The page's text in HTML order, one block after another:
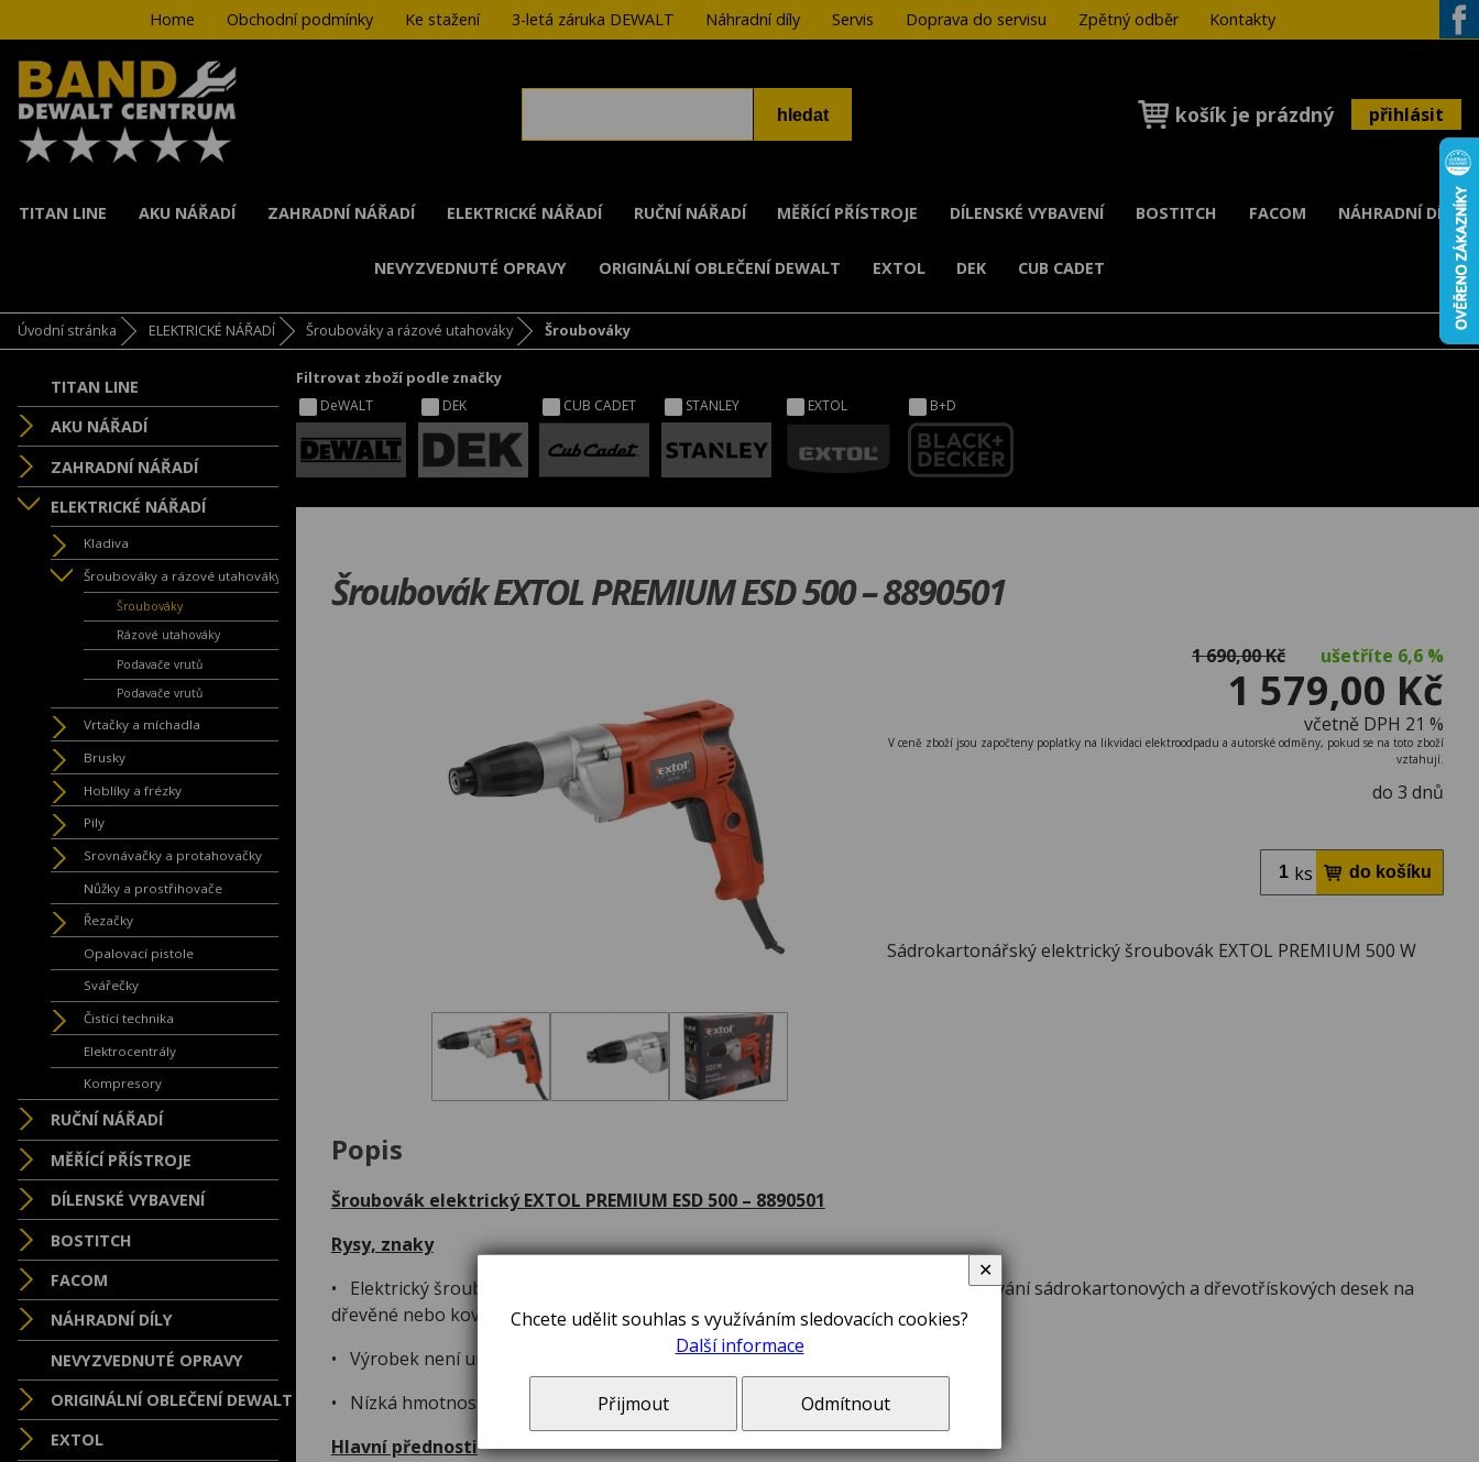
Home Obchodní podmínky Ke stažení 3-letá záruka DEWALT Náhradní díly Servis Doprava do servisu Zpětný odběr
Kontakty
košík je prázdný přihlásit
TITAN LINE AKU NÁŘADÍ ZAHRADNÍ NÁŘADÍ ELEKTRICKÉ NÁŘADÍ RUČNÍ NÁŘADÍ MĚŘÍCÍ PŘÍSTROJE DÍLENSKÉ VYBAVENÍ BOSTITCH FACOM NÁHRADNÍ DÍLY
NEVYZVEDNUTÉ OPRAVY ORIGINÁLNÍ OBLEČENÍ DEWALT EXTOL DEK CUB CADET
Úvodní stránka ELEKTRICKÉ NÁŘADÍ Šroubováky a rázové utahováky Šroubováky
TITAN LINE
AKU NÁŘADÍ
ZAHRADNÍ NÁŘADÍ
ELEKTRICKÉ NÁŘADÍ
Kladiva
Šroubováky a rázové utahováky
Šroubováky
Rázové utahováky
Podavače vrutů
Podavače vrutů
Vrtačky a míchadla
Brusky
Hoblíky a frézky
Pily
Srovnávačky a protahovačky
Nůžky a prostřihovače
Řezačky
Opalovací pistole
Svářečky
Čistící technika
Elektrocentrály
Kompresory
RUČNÍ NÁŘADÍ
MĚŘÍCÍ PŘÍSTROJE
DÍLENSKÉ VYBAVENÍ
BOSTITCH
FACOM
NÁHRADNÍ DÍLY
NEVYZVEDNUTÉ OPRAVY
ORIGINÁLNÍ OBLEČENÍ DEWALT
EXTOL
Filtrovat zboží podle značky
DeWALT DEK CUB CADET STANLEY EXTOL B+D
Šroubovák EXTOL PREMIUM ESD 500 – 8890501
1 690,00 Kč ušetříte 6,6 %
1 579,00 Kč
včetně DPH 21 %
V ceně zboží jsou započteny poplatky na likvidaci elektroodpadu a autorské odměny, pokud se na toto zboží
vztahují.
do 3 dnů
ks
Sádrokartonářský elektrický šroubovák EXTOL PREMIUM 500 W
Popis
Šroubovák elektrický EXTOL PREMIUM ESD 500 – 8890501
Rysy, znaky
• Elektrický šroubovák určený pro šroubování spojovacích materiálů při upevňování sádrokartonových a dřevotřískových desek na
dřevěné nebo kovové konstrukce.
• Výrobek není určen pro průmyslové a komerční použití.
• Nízká hmotnost a pohodlná rukojeť zmenšují únavu obsluhy.
Hlavní přednosti
Chcete udělit souhlas s využíváním sledovacích cookies?
Další informace
Přijmout Odmítnout
✕